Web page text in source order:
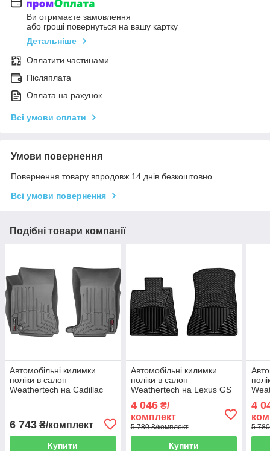
Ви отримаєте замовлення
або гроші повернуться на вашу картку
Детальніше
Оплатити частинами
Післяплата
Оплата на рахунок
Всі умови оплати
Умови повернення
Повернення товару впродовж 14 днів безкоштовно
Всі умови повернення
Подібні товари компанії
Автомобільні килимки
поліки в салон
Weathertech на Cadillac
6 743 ₴/комплект
Купити
Автомобільні килимки
поліки в салон
Weathertech на Lexus GS
чорні Лексус ГС
4 046₴/
комплект
5 780 ₴/комплект
Купити
4
5